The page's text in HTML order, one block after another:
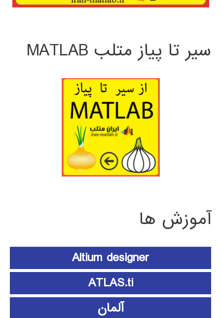
سیر تا پیاز متلب MATLAB
آموزش ها
Altium designer
ATLAS.ti
آلمان